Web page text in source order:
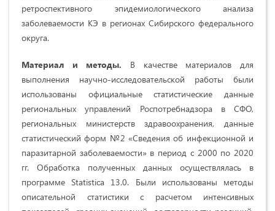
ретроспективного эпидемиологического анализа
заболеваемости КЭ в регионах Сибирского федерального
округа.
Материал и методы. В качестве материалов для
выполнения научно-исследовательской работы были
использованы официальные статистические данные
региональных управлений Роспотребнадзора в СФО,
региональных министерств здравоохранения, данные
статистический форм №2 «Сведения об инфекционной и
паразитарной заболеваемости» в период с 2000 по 2020
гг. Обработка полученных данных осуществлялась в
программе Statistica 13.0. Были использованы методы
описательной статистики с расчетом интенсивных